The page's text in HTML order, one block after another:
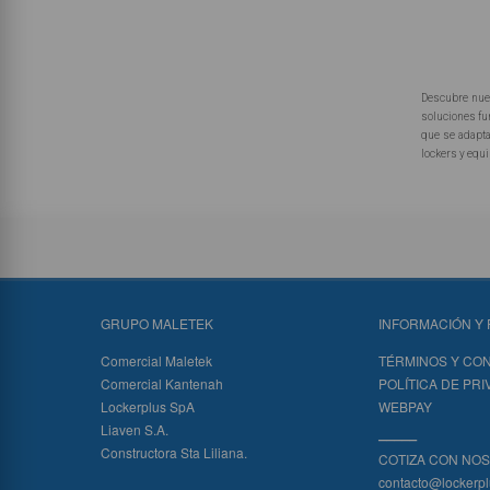
Descubre
soluciones
que se
lockers y
GRUPO MALETEK
Comercial Maletek
Comercial Kantenah
Lockerplus SpA
Liaven S.A.
Constructora Sta Liliana.
INFORMACIÓN Y
TÉRMINOS Y
POLÍTICA DE
WEBPAY
COTIZA CON